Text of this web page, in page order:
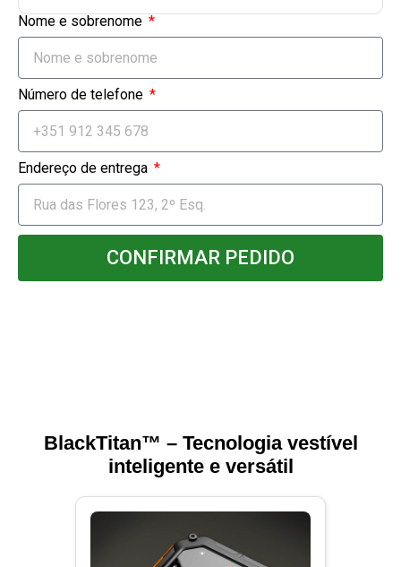
Nome e sobrenome
Número de telefone
Endereço de entrega
CONFIRMAR PEDIDO
BlackTitan™️ – Tecnologia vestível
inteligente e versátil